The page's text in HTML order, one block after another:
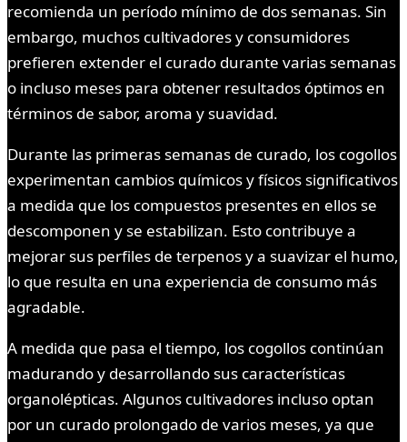
recomienda un período mínimo de dos semanas. Sin
embargo, muchos cultivadores y consumidores
prefieren extender el curado durante varias semanas
o incluso meses para obtener resultados óptimos en
términos de sabor, aroma y suavidad.
Durante las primeras semanas de curado, los cogollos
experimentan cambios químicos y físicos significativos
a medida que los compuestos presentes en ellos se
descomponen y se estabilizan. Esto contribuye a
mejorar sus perfiles de terpenos y a suavizar el humo,
lo que resulta en una experiencia de consumo más
agradable.
A medida que pasa el tiempo, los cogollos continúan
madurando y desarrollando sus características
organolépticas. Algunos cultivadores incluso optan
por un curado prolongado de varios meses, ya que